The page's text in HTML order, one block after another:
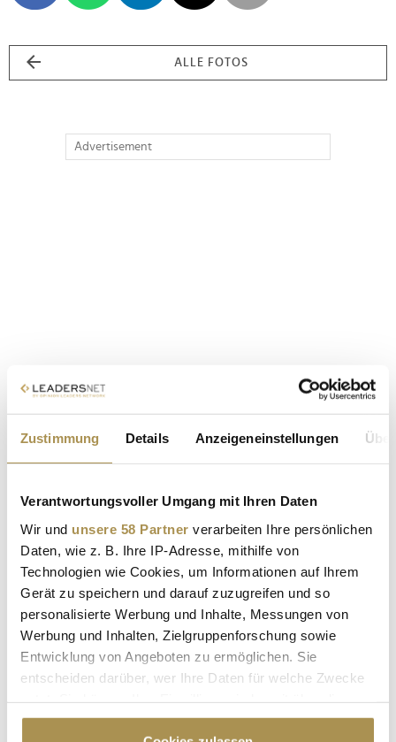
Zustimmung Details Anzeigeneinstellungen
Verantwortungsvoller Umgang mit Ihren Daten
Wir und unsere 58 Partner verarbeiten Ihre persönlichen
Daten, wie z. B. Ihre IP-Adresse, mithilfe von
Technologien wie Cookies, um Informationen auf Ihrem
Gerät zu speichern und darauf zuzugreifen und so
personalisierte Werbung und Inhalte, Messungen von
Werbung und Inhalten, Zielgruppenforschung sowie
Entwicklung von Angeboten zu ermöglichen. Sie
entscheiden darüber, wer Ihre Daten für welche Zwecke
Cookie-Erklärung oder durch Klicken auf das Privacy
ALLE FOTOS
Advertisement